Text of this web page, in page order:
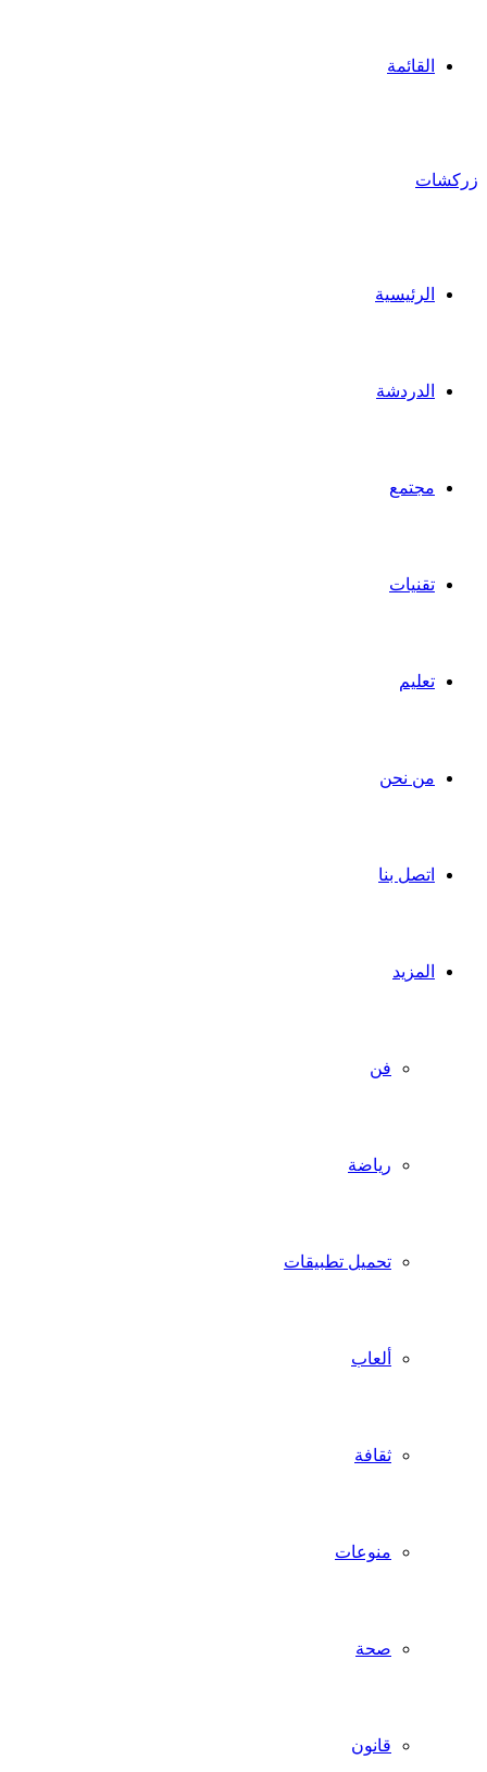
القائمة
زركشات
الرئيسية
الدردشة
مجتمع
تقنيات
تعليم
من نحن
اتصل بنا
المزيد
فن
رياضة
تحميل تطبيقات
ألعاب
ثقافة
منوعات
صحة
قانون